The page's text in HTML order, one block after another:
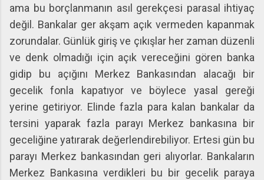
ama bu borçlanmanın asıl gerekçesi parasal ihtiyaç
değil. Bankalar ger akşam açık vermeden kapanmak
zorundalar. Günlük giriş ve çıkışlar her zaman düzenli
ve denk olmadığı için açık vereceğini gören banka
gidip bu açığını Merkez Bankasından alacağı bir
gecelik fonla kapatıyor ve böylece yasal gereği
yerine getiriyor. Elinde fazla para kalan bankalar da
tersini yaparak fazla parayı Merkez bankasına bir
geceliğine yatırarak değerlendirebiliyor. Ertesi gün bu
parayı Merkez bankasından geri alıyorlar. Bankaların
Merkez Bankasına verdikleri bu bir gecelik paraya